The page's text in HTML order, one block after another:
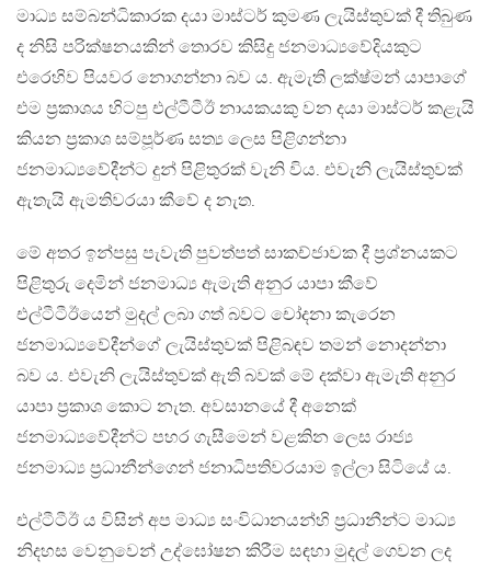
මාධ්‍ය සම්බන්ධිකාරක දයා මාස්ටර් කුමණ ලැයිස්තුවක් දී තිබුණ
ද නිසි පරික්ෂනයකින් තොරව කිසිදු ජනමාධ්‍යවේදියකුට
එරෙහිව පියවර නොගන්නා බව ය. ඇමැති ලක්ෂ්මන් යාපාගේ
එම ප්‍රකාශය හිටපු එල්ටීටීඊ නායකයකු වන දයා මාස්ටර් කළැයි
කියන ප්‍රකාශ සම්පූර්ණ සත්‍ය ලෙස පිළිගන්නා
ජනමාධ්‍යවේදීන්ට දුන් පිළිතුරක් වැනි විය. එවැනි ලැයිස්තුවක්
ඇතැයි ඇමතිවරයා කීවේ ද නැත.
මේ අතර ඉන්පසු පැවැති පුවත්පත් සාකච්ජාවක දී ප්‍රශ්නයකට
පිළිතුරු දෙමින් ජනමාධ්‍ය ඇමැති අනුර යාපා කීවේ
එල්ටීටීඊයෙන් මුදල් ලබා ගත් බවට චෝදනා කැරෙන
ජනමාධ්‍යවේදීන්ගේ ලැයිස්තුවක් පිළිබඳව තමන් නොදන්නා
බව ය. එවැනි ලැයිස්තුවක් ඇති බවක් මේ දක්වා ඇමැති අනුර
යාපා ප්‍රකාශ කොට නැත. අවසානයේ දී අනෙක්
ජනමාධ්‍යවේදීන්ට පහර ගැසීමෙන් වළකින ලෙස රාජ්‍ය
ජනමාධ්‍ය ප්‍රධානීන්ගෙන් ජනාධිපතිවරයාම ඉල්ලා සිටියේ ය.
එල්ටීටීඊ ය විසින් අප මාධ්‍ය සංවිධානයන්හි ප්‍රධානීන්ට මාධ්‍ය
නිදහස වෙනුවෙන් උද්ඝෝෂන කිරීම සඳහා මුදල් ගෙවන ලද